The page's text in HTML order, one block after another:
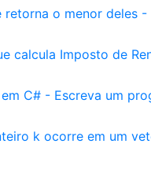
o menor deles
calcula Imposto de
C# - Escreva um
k ocorre em um